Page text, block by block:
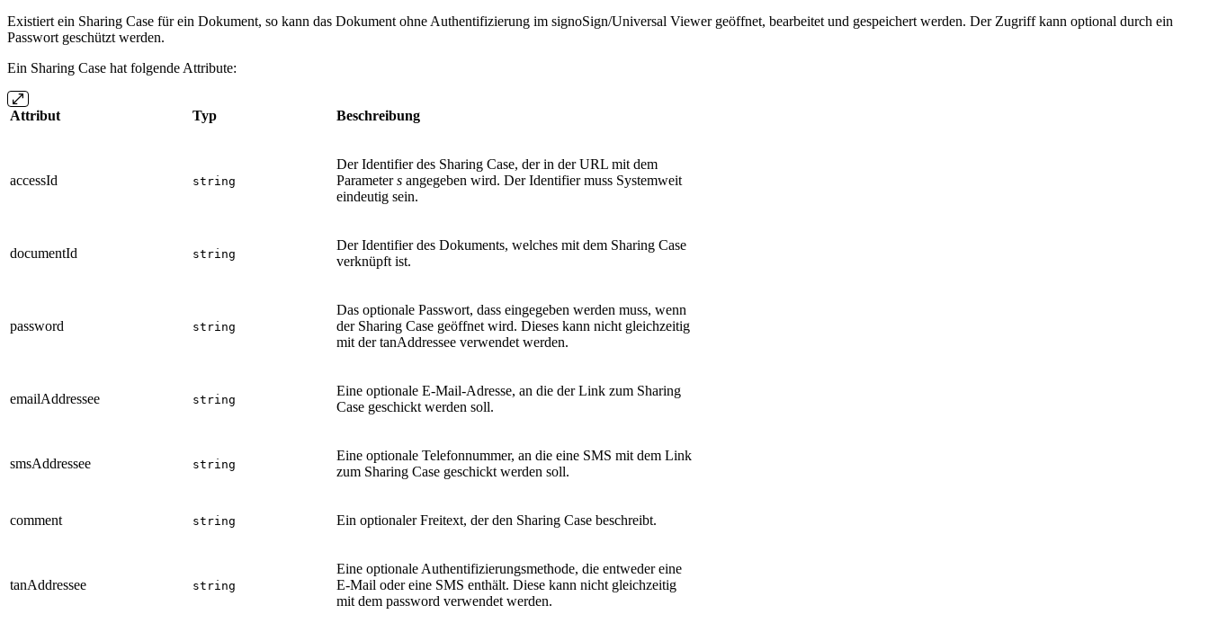
Existiert ein Sharing Case für ein Dokument, so kann das Dokument ohne Authentifizierung im signoSign/Universal Viewer geöffnet, bearbeitet und gespeichert werden. Der Zugriff kann optional durch ein
Passwort geschützt werden.
Ein Sharing Case hat folgende Attribute:
Attribut Typ Beschreibung
accessId string
Der Identifier des Sharing Case, der in der URL mit dem
Parameters angegeben wird. Der Identifier muss Systemweit
eindeutig sein.
documentId string
Der Identifier des Dokuments, welches mit dem Sharing Case
verknüpft ist.
password string
Das optionale Passwort, dass eingegeben werden muss, wenn
der Sharing Case geöffnet wird. Dieses kann nicht gleichzeitig
mit der tanAddressee verwendet werden.
emailAddressee string
Eine optionale E-Mail-Adresse, an die der Link zum Sharing
Case geschickt werden soll.
smsAddressee string
Eine optionale Telefonnummer, an die eine SMS mit dem Link
zum Sharing Case geschickt werden soll.
comment string Ein optionaler Freitext, der den Sharing Case beschreibt.
tanAddressee string
Eine optionale Authentifizierungsmethode, die entweder eine
E-Mail oder eine SMS enthält. Diese kann nicht gleichzeitig
mit dem password verwendet werden.